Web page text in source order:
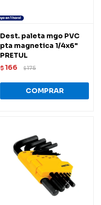
Dest. paleta mgo PVC
pta magnetica 1/4x6"
PRETUL
$ 166 $175